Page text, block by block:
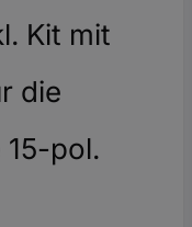
Kit mit
die
pol.